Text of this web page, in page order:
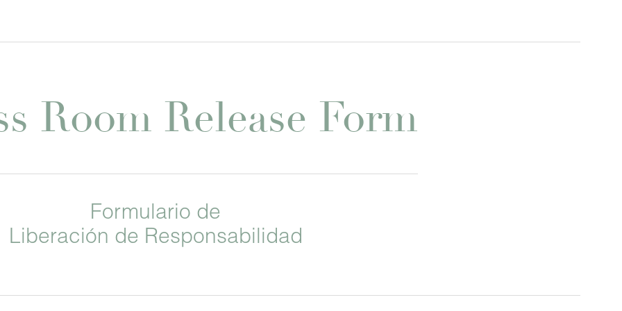
Room Release Form
Formulario de
Liberación de Responsabilidad